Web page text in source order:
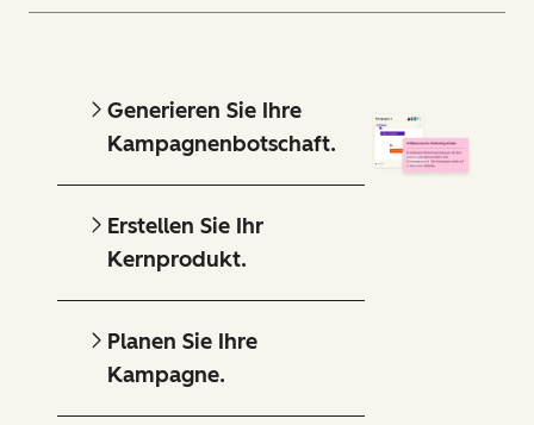
Generieren Sie Ihre
Kampagnenbotschaft.
Erstellen Sie Ihr
Kernprodukt.
Planen Sie Ihre
Kampagne.